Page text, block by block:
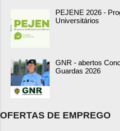
PEJENE 2026 -
Universitários
GNR - abertos
Guardas 2026
OFERTAS DE EMPREGO